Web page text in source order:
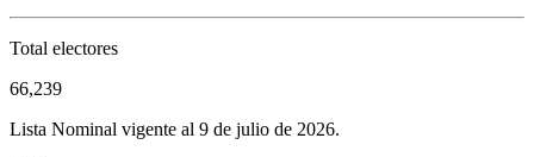
Total electores
66,239
Lista Nominal vigente al 9 de julio de 2026.